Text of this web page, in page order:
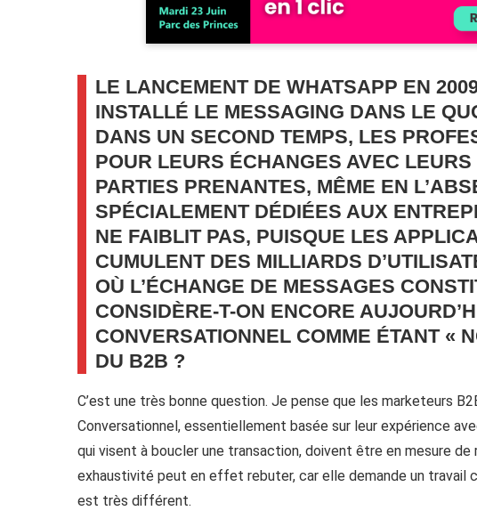
LE LANCEMENT DE WHATSAPP EN
INSTALLÉ LE MESSAGING DANS LE
DANS UN SECOND TEMPS, LES
POUR LEURS ÉCHANGES AVEC
PARTIES PRENANTES, MÊME EN
SPÉCIALEMENT DÉDIÉES AUX
NE FAIBLIT PAS, PUISQUE LES
CUMULENT DES MILLIARDS
OÙ L’ÉCHANGE DE MESSAGES
CONSIDÈRE-T-ON ENCORE
CONVERSATIONNEL COMME ÉTANT «
DU B2B ?
C’est une très bonne question. Je pense que les marketeurs
Conversationnel, essentiellement basée sur leur expérience
qui visent à boucler une transaction, doivent être en mesure
exhaustivité peut en effet rebuter, car elle demande un travail
est très différent.